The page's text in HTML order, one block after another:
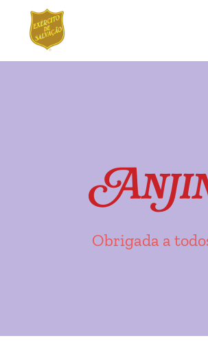
navegação
conteúdo
Obrigada a